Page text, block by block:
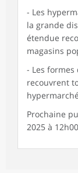
- Les
la grande
étendue
magasins
- Les
recouvrent
Prochaine
2025 à